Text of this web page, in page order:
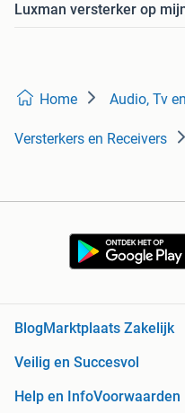
Luxman versterker op
Home Audio, Tv
Versterkers en Receivers
Blog Marktplaats Zakelijk
Veilig en Succesvol
Help en InfoVoorwaarden